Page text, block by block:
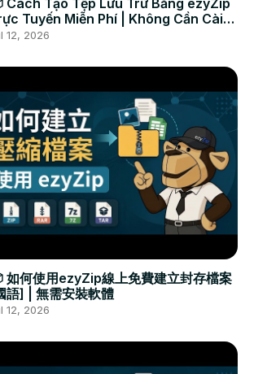
Tuyến Miễn Phí | Không Cần Cài
Phần Mềm
12, 2026
如何使用ezyZip線上免費建立封存檔案
語] | 無需安裝軟體
12, 2026